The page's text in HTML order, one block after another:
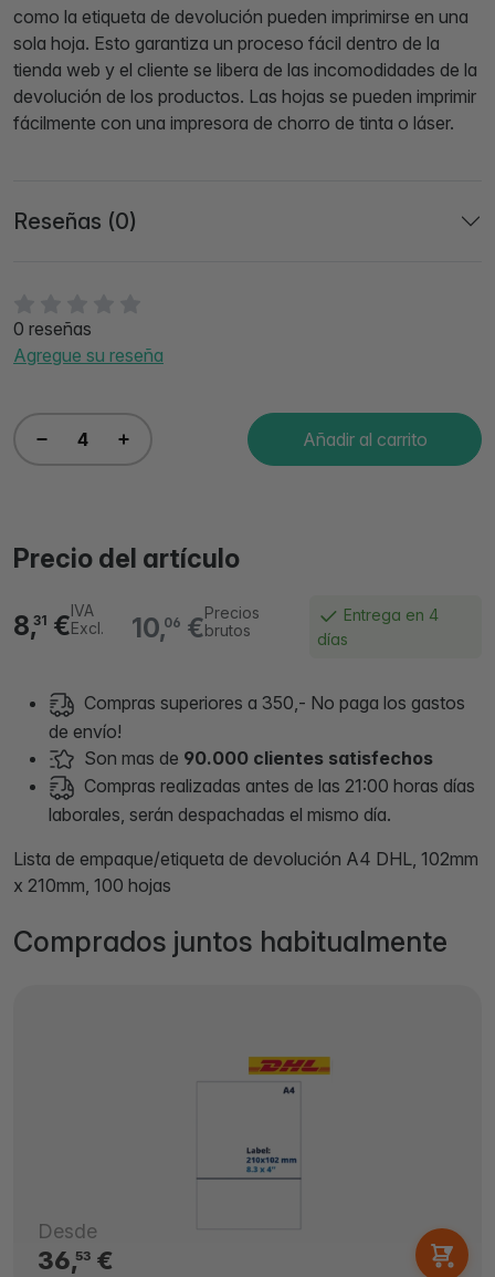
0 reseñas
Agregue su reseña
Añadir al carrito
Precio del artículo
10,06 €Precios
brutos
8,31 €IVA
Excl.
Entrega en 4
días
Compras superiores a 350,- No paga los gastos
de envío!
Son mas de 90.000 clientes satisfechos
Compras realizadas antes de las 21:00 horas días
laborales, serán despachadas el mismo día.
Lista de empaque/etiqueta de devolución A4 DHL, 102mm
x 210mm, 100 hojas
Comprados juntos habitualmente
Desde
36,53€
como la etiqueta de devolución pueden imprimirse en una
sola hoja. Esto garantiza un proceso fácil dentro de la
tienda web y el cliente se libera de las incomodidades de la
devolución de los productos. Las hojas se pueden imprimir
fácilmente con una impresora de chorro de tinta o láser.
Reseñas (0)